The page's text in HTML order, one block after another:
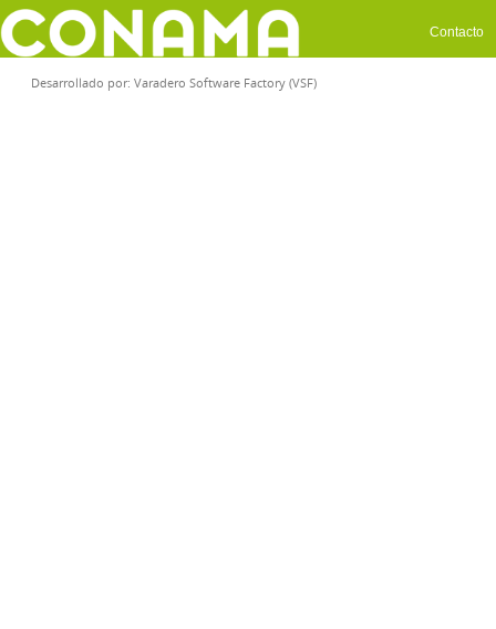
Contacto
Desarrollado por: Varadero Software Factory (VSF)